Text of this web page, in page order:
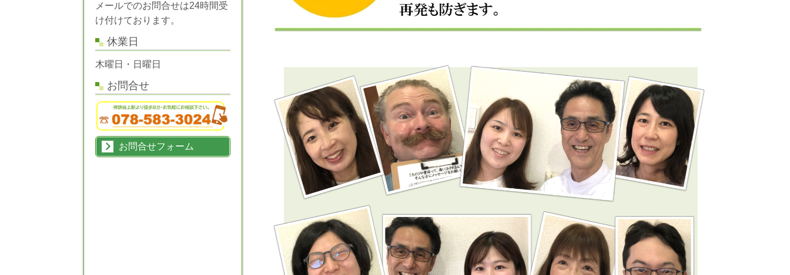
メールでのお問合せは24時間受
け付けております。
休業日
木曜日・日曜日
お問合せ
お問合せフォーム